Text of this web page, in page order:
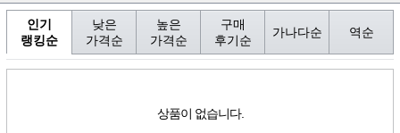
인기
랭킹순
낮은
가격순
높은
가격순
구매
후기순
가나다순 역순
상품이 없습니다.